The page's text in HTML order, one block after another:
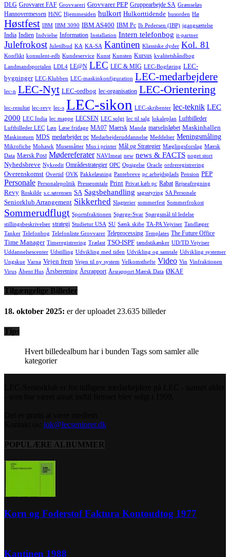
DLG Grovvarer FAF Grovvareri Grovvarer PEP Gruppearbejde SA Grænseløs
Hannovermessen HiNC Hjemmesiden hulkort Hulkorttidende husorden Hø
Høstfest IBM IBM 3090 IBM AS400 IBM Pc Ib Pedersen (IBP) igangsættelse
India Indien Indvielse Information Installation Intern telefonbog it-partner
Julefrokost Juletilbud KA KA-SA Kantinen Klassiske dyder Kol. 81
Konflikt konsulent-edb Kundeservice Kunst Kunsten Kursus kvalitetshåndbog
Landmandsportalen LDL4 LE@N LEC LEC & MIG LEC-Bogføring LEC-
bygninger LEC-Klubben LEC-maskinkonfiguration LEC-medarbejdere
lec-n LEC-Nyt LEC-ordbog lec-organisation LEC-Orientering
lec-resultat lec-revy lec-s LEC-sikon LEC-skribenter lec-teknik LEC
2000 LEC India lec mappe LECSEN LEC solgt lec til salg lokaleplan Luftbilleder
Luftbilleder LEC Løn Løse fridage MA07 Maersk Mandø marselisløbet Maskinhallen
Maskinstuen MDS medarbejder pc Medarbejderuddannelse Meddelser Meningsmåling
Mikrofiche Mohawk Musemåtter Mus i printer Mål og Strategier Mæglingsforslag Mærsk
Data Mærsk Post Mødereferater NAVImeat new news & FACTS noget stort
Nyhedsbreve Nykredit Områdestrategier OPC Opsigelse Oracle ordreregistrering
Overenskomst Overtid OVK Pakkeløsning Pantebreve pc arbejdsplads Pension PEP
Personale Personalepolitik Presseomtale Print Privat køb pc Rabat Rejseafregning
Revy Roskilde s.c.sørensen SA Sagsbehandling sagsstyring SA Personale
Seniorklub Arrangement Sikkerhed Slagterier sommerfest Sommerfrokost
Sommerudflugt Sportsfraktionen Spørge-Svar Spørgsmål til ledelse
stillingsbeskrivelser strategi Studietur USA SU Sænk skibe TA-PA Vejviser Tandlæger
Tanker Telefonbog Telefonliste Grovvarer Teleprocessing Templates The Future Office
Time Manager Timeregistrering Trælast TSO-ISPF tændstikæsker UD/TD Vejviser
Uddannelsescenter Udstilling Udvikling med tiden Udvikling og samtale Udvikling systemer
Ungskue Varna Vejen frem Vejen til ny system Velkomsthefte Video Vin Vinfraktionen
Virus Åbent Hus Årsberetning Årsrapport Årsrapport Mærsk Data ØKAF
Tilgængelige Billeder
18. oktober 2025: er der uploadet 23.635 billeder
Tips
Hvert billedealbum har i bunden Tags som samler alle
kategorier
jok@lecseniorer.dk
POPULÆRE ALBUMMER
Korn og Foderstof Faktura Kontoudtog 1977
Kantinen 1988